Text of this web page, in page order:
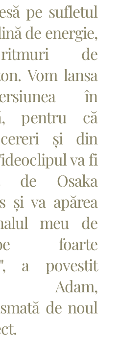
pe sufletul
de energie,
de
Vom lansa
în
pentru că
și din
va fi
de Osaka
și va apărea
meu de
foarte
a povestit
Adam,
de noul